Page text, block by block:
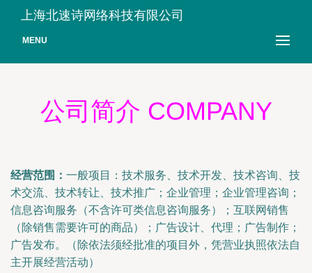
上海北速诗网络科技有限公司
MENU
公司简介 COMPANY
经营范围： 一般项目：技术服务、技术开发、技术咨询、技
术交流、技术转让、技术推广；企业管理；企业管理咨询；
信息咨询服务（不含许可类信息咨询服务）；互联网销售
（除销售需要许可的商品）；广告设计、代理；广告制作；
广告发布。（除依法须经批准的项目外，凭营业执照依法自
主开展经营活动）